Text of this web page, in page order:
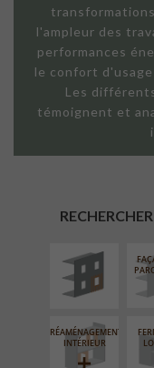
l'ampleur des
performances
le confort
Les
témoignent et
EXTÉRIEURE
RÉAMÉNAGEMENT
INTÉRIEUR